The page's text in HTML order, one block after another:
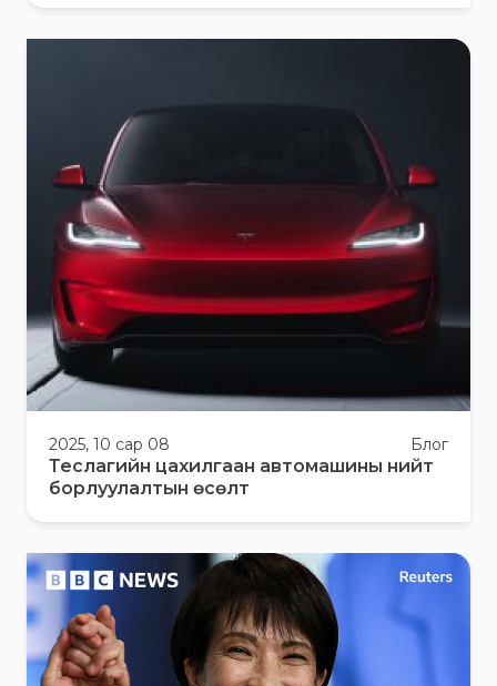
2025, 10 сар 08 Блог
Теслагийн цахилгаан автомашины нийт
борлуулалтын өсөлт